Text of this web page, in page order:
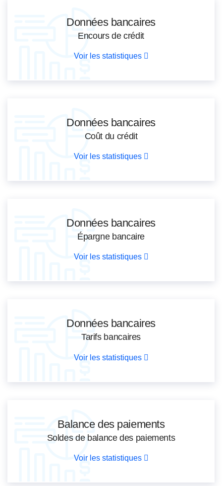
Données bancaires
Encours de crédit
Voir les statistiques
Données bancaires
Coût du crédit
Voir les statistiques
Données bancaires
Épargne bancaire
Voir les statistiques
Données bancaires
Tarifs bancaires
Voir les statistiques
Balance des paiements
Soldes de balance des paiements
Voir les statistiques